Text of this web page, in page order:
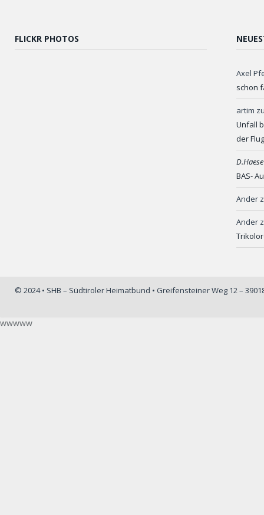
FLICKR PHOTOS
Axel
schon
artim
Unfall
der
BAS-
Ander
Ander
© 2024 • SHB – Südtiroler Heimatbund • Greifensteiner Weg 12 –
wwwww